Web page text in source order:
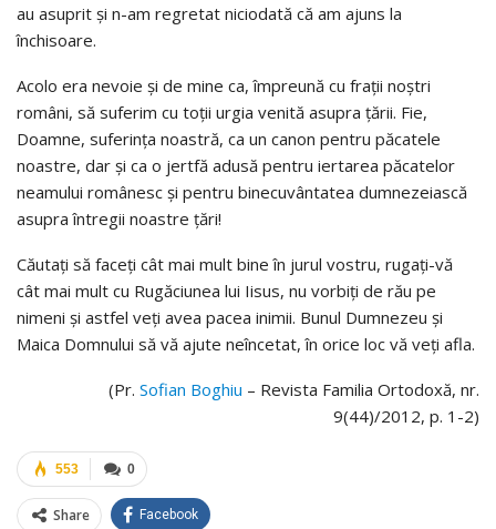
au asuprit și n-am regretat niciodată că am ajuns la
închisoare.
Acolo era nevoie și de mine ca, împreună cu frații noștri
români, să suferim cu toții urgia venită asupra țării. Fie,
Doamne, suferința noastră, ca un canon pentru păcatele
noastre, dar și ca o jertfă adusă pentru iertarea păcatelor
neamului românesc și pentru binecuvântatea dumnezeiască
asupra întregii noastre țări!
Căutați să faceți cât mai mult bine în jurul vostru, rugați-vă
cât mai mult cu Rugăciunea lui Iisus, nu vorbiți de rău pe
nimeni și astfel veți avea pacea inimii. Bunul Dumnezeu și
Maica Domnului să vă ajute neîncetat, în orice loc vă veți afla.
(Pr. Sofian Boghiu – Revista Familia Ortodoxă, nr.
9(44)/2012, p. 1-2)
0
553
Share Facebook